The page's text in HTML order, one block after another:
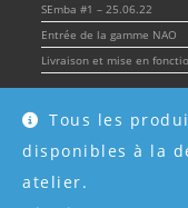
Tous les
disponibles à la
atelier.
SEmba #1 – 25.06.22
Entrée de la gamme NAO
Livraison et mise en
© Spirit & Cocktail Embassy